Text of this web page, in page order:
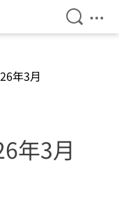
Open
年3月
年3月